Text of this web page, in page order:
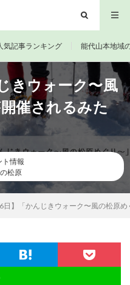
気記事ランキング 能代山本地域
きウォーク〜風
催されるみた
ト情報
松原
日】「かんじきウォーク〜風の松原